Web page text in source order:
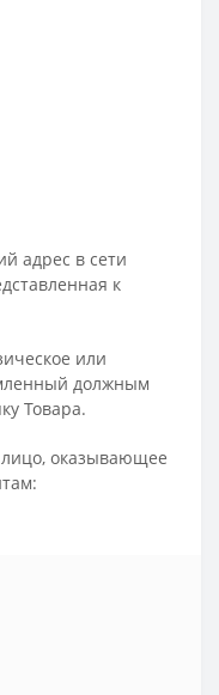
адрес в сети
к
или
должным
Товара.
оказывающее